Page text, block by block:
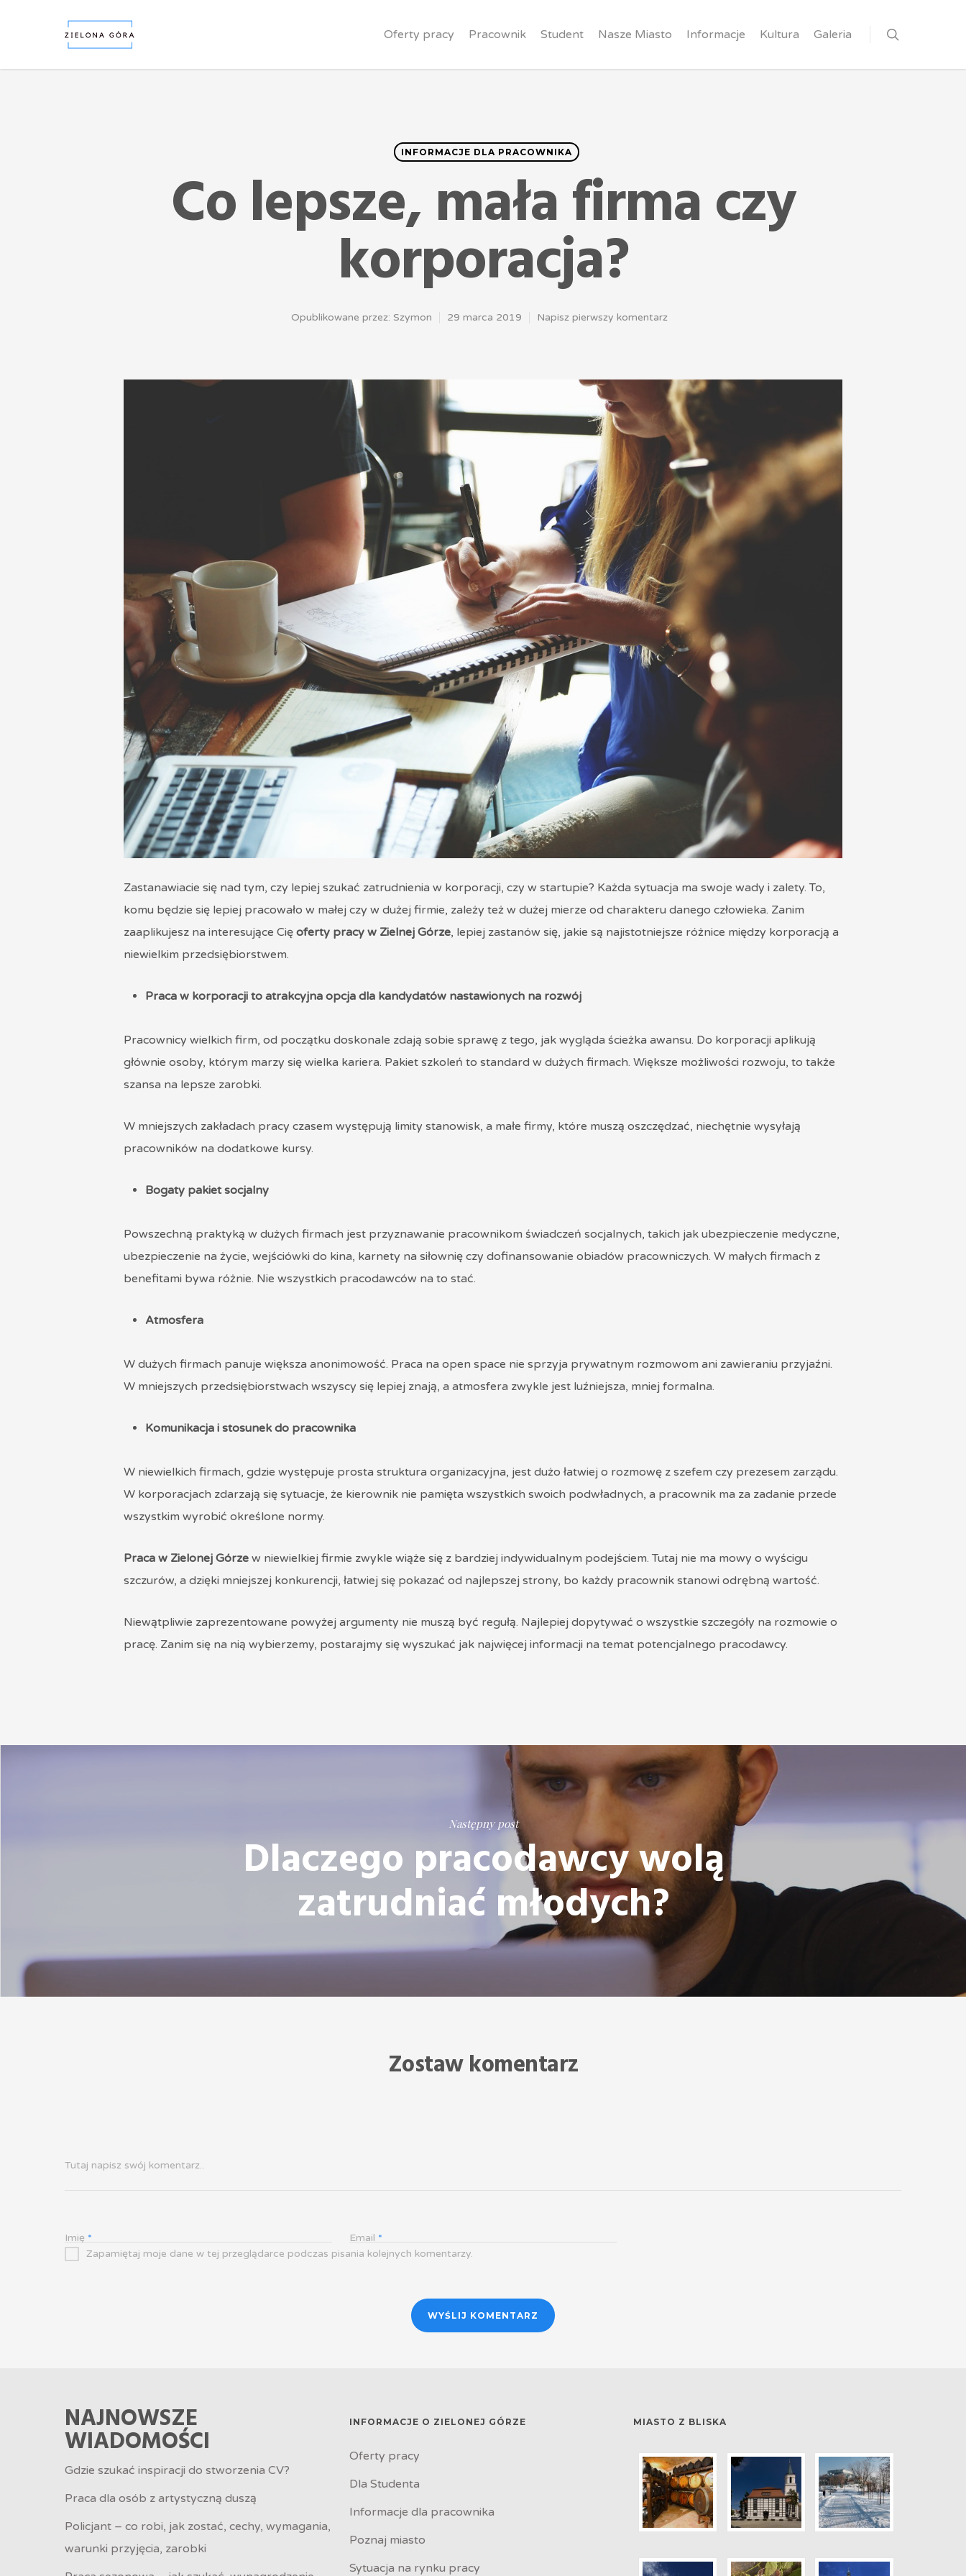
Oferty pracy Pracownik Student Nasze Miasto Informacje Kultura Galeria
INFORMACJE DLA PRACOWNIKA
Co lepsze, mała firma czy
korporacja?
Opublikowane przez: Szymon 29 marca 2019 Napisz pierwszy komentarz
Zastanawiacie się nad tym, czy lepiej szukać zatrudnienia w korporacji, czy w startupie? Każda sytuacja ma swoje wady i zalety. To,
komu będzie się lepiej pracowało w małej czy w dużej firmie, zależy też w dużej mierze od charakteru danego człowieka. Zanim
zaaplikujesz na interesujące Cię oferty pracy w Zielnej Górze, lepiej zastanów się, jakie są najistotniejsze różnice między korporacją a
niewielkim przedsiębiorstwem.
Praca w korporacji to atrakcyjna opcja dla kandydatów nastawionych na rozwój
Pracownicy wielkich firm, od początku doskonale zdają sobie sprawę z tego, jak wygląda ścieżka awansu. Do korporacji aplikują
głównie osoby, którym marzy się wielka kariera. Pakiet szkoleń to standard w dużych firmach. Większe możliwości rozwoju, to także
szansa na lepsze zarobki.
W mniejszych zakładach pracy czasem występują limity stanowisk, a małe firmy, które muszą oszczędzać, niechętnie wysyłają
pracowników na dodatkowe kursy.
Bogaty pakiet socjalny
Powszechną praktyką w dużych firmach jest przyznawanie pracownikom świadczeń socjalnych, takich jak ubezpieczenie medyczne,
ubezpieczenie na życie, wejściówki do kina, karnety na siłownię czy dofinansowanie obiadów pracowniczych. W małych firmach z
benefitami bywa różnie. Nie wszystkich pracodawców na to stać.
Atmosfera
W dużych firmach panuje większa anonimowość. Praca na open space nie sprzyja prywatnym rozmowom ani zawieraniu przyjaźni.
W mniejszych przedsiębiorstwach wszyscy się lepiej znają, a atmosfera zwykle jest luźniejsza, mniej formalna.
Komunikacja i stosunek do pracownika
W niewielkich firmach, gdzie występuje prosta struktura organizacyjna, jest dużo łatwiej o rozmowę z szefem czy prezesem zarządu.
W korporacjach zdarzają się sytuacje, że kierownik nie pamięta wszystkich swoich podwładnych, a pracownik ma za zadanie przede
wszystkim wyrobić określone normy.
Praca w Zielonej Górze w niewielkiej firmie zwykle wiąże się z bardziej indywidualnym podejściem. Tutaj nie ma mowy o wyścigu
szczurów, a dzięki mniejszej konkurencji, łatwiej się pokazać od najlepszej strony, bo każdy pracownik stanowi odrębną wartość.
Niewątpliwie zaprezentowane powyżej argumenty nie muszą być regułą. Najlepiej dopytywać o wszystkie szczegóły na rozmowie o
pracę. Zanim się na nią wybierzemy, postarajmy się wyszukać jak najwięcej informacji na temat potencjalnego pracodawcy.
Następny post
Dlaczego pracodawcy wolą
zatrudniać młodych?
Zostaw komentarz
Tutaj napisz swój komentarz..
Imię * Email *
Zapamiętaj moje dane w tej przeglądarce podczas pisania kolejnych komentarzy.
NAJNOWSZE
WIADOMOŚCI
Gdzie szukać inspiracji do stworzenia CV?
Praca dla osób z artystyczną duszą
Policjant – co robi, jak zostać, cechy, wymagania,
warunki przyjęcia, zarobki
INFORMACJE O ZIELONEJ GÓRZE
Oferty pracy
Dla Studenta
Informacje dla pracownika
Poznaj miasto
Sytuacja na rynku pracy
MIASTO Z BLISKA